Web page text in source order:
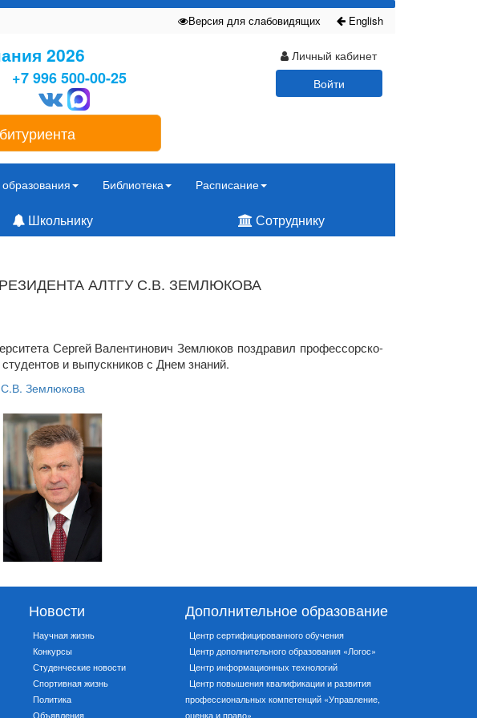
English
Версия для слабовидящих
2026
+7 996 500-00-25
Личный кабинет
Войти
образования Библиотека Расписание
Школьнику Сотруднику
АЛТГУ С.В. ЗЕМЛЮКОВА
Сергей Валентинович Землюков поздравил профессорско-
и выпускников с Днем знаний.
С.В. Землюкова
Новости
Научная жизнь
Конкурсы
Студенческие новости
Спортивная жизнь
Политика
Объявления
Дополнительное образование
Центр сертифицированного обучения
Центр дополнительного образования «Логос»
Центр информационных технологий
Центр повышения квалификации и развития
профессиональных компетенций «Управление,
оценка и право»